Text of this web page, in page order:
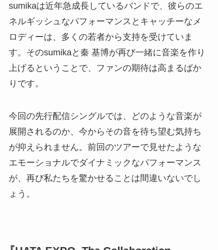
sumikaは近年急成長しているバンドで、彼らのエ
ネルギッシュなパフォーマンスとキャッチーなメ
ロディーは、多くの若者から支持を受けていま
す。そのsumikaと秦 基博が再び一緒に音楽を作り
上げるということで、ファンの期待は高まるばか
りです。
今回の先行配信シングルでは、どのような音楽が
展開されるのか、今からその音を待ち望む気持ち
が抑えられません。前回のツアーで見せたような
エモーショナルでダイナミックなパフォーマンス
が、再び私たちを驚かせることは間違いないでし
ょう。